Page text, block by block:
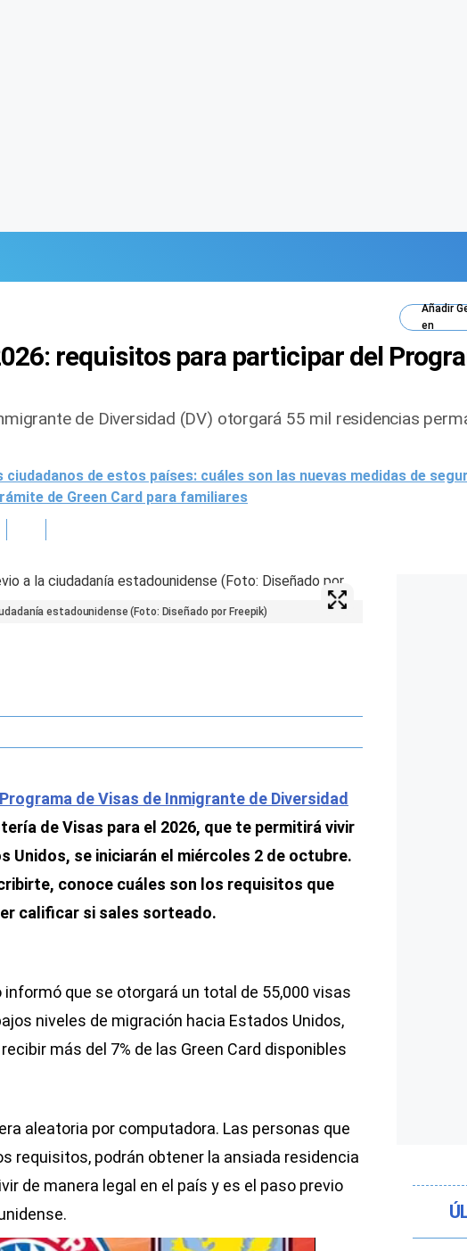
Añadir
en
requisitos para participar del
de Diversidad (DV) otorgará 55 mil residencias
ciudadanos de estos países: cuáles son las nuevas medidas de
de Green Card para familiares
estadounidense (Foto: Diseñado por Freepik)
de Visas de Inmigrante de Diversidad
de Visas para el 2026, que te permitirá vivir
Unidos, se iniciarán el miércoles 2 de octubre.
conoce cuáles son los requisitos que
calificar si sales sorteado.
que se otorgará un total de 55,000 visas
niveles de migración hacia Estados Unidos,
más del 7% de las Green Card disponibles
aleatoria por computadora. Las personas que
requisitos, podrán obtener la ansiada residencia
de manera legal en el país y es el paso previo